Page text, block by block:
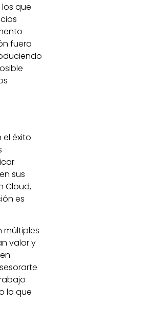
que
fuera
el éxito
sus
Cloud,
es
múltiples
valor y
lo que